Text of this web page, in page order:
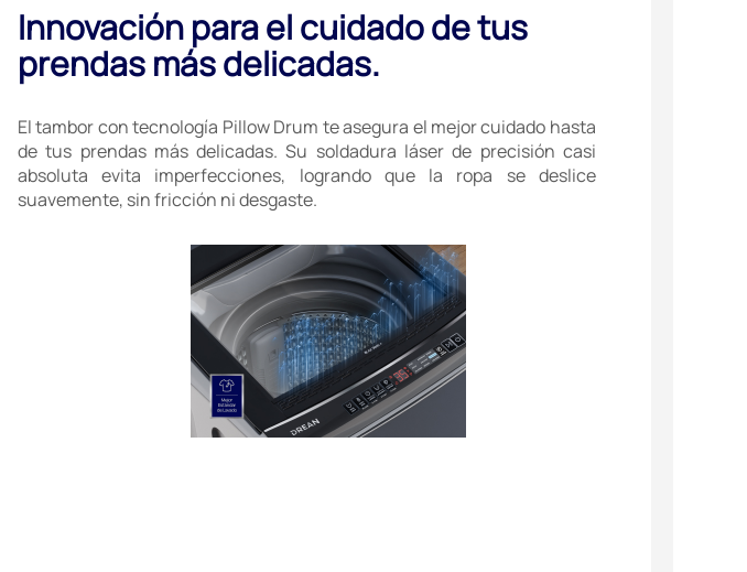
Innovación para el cuidado de tus
prendas más delicadas.
El tambor con tecnología Pillow Drum te asegura el mejor cuidado hasta
de tus prendas más delicadas. Su soldadura láser de precisión casi
absoluta evita imperfecciones, logrando que la ropa se deslice
suavemente, sin fricción ni desgaste.